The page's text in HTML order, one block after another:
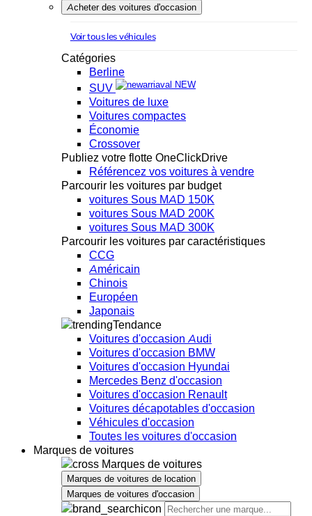
Acheter des voitures d'occasion
Voir tous les véhicules
Catégories
Berline
SUV
NEW
Voitures de luxe
Voitures compactes
Économie
Crossover
Publiez votre flotte OneClickDrive
Référencez vos voitures à vendre
Parcourir les voitures par budget
voitures Sous MAD 150K
voitures Sous MAD 200K
voitures Sous MAD 300K
Parcourir les voitures par caractéristiques
CCG
Américain
Chinois
Européen
Japonais
Tendance
Voitures d'occasion Audi
Voitures d'occasion BMW
Voitures d'occasion Hyundai
Mercedes Benz d'occasion
Voitures d'occasion Renault
Voitures décapotables d'occasion
Véhicules d'occasion
Toutes les voitures d'occasion
Marques de voitures
Marques de voitures
Marques de voitures de location
Marques de voitures d'occasion